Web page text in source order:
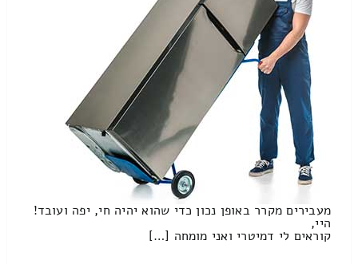
מעבירים מקרר באופן נכון כדי שהוא יהיה חי, יפה ועובד!
היי,
קוראים לי דמיטרי ואני מומחה […]